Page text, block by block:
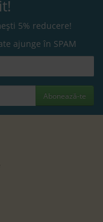
5% reducere!
ajunge în SPAM
Abonează-te